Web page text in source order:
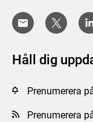
Håll dig
Prenumerera
Prenumerera